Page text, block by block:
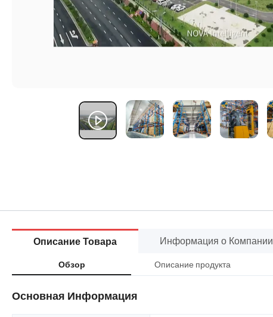
Описание Товара Информация о Компании
Обзор Описание продукта
Основная Информация